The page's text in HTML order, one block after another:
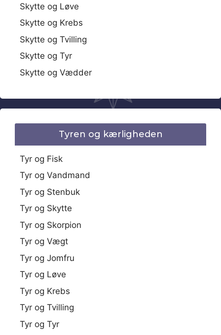
Skytte og Løve
Skytte og Krebs
Skytte og Tvilling
Skytte og Tyr
Skytte og Vædder
Tyren og kærligheden
Tyr og Fisk
Tyr og Vandmand
Tyr og Stenbuk
Tyr og Skytte
Tyr og Skorpion
Tyr og Vægt
Tyr og Jomfru
Tyr og Løve
Tyr og Krebs
Tyr og Tvilling
Tyr og Tyr